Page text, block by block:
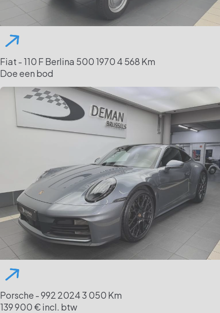
Fiat - 110 F Berlina 500 1970 4 568 Km
Doe een bod
Porsche - 992 20243 050 Km
139 900 € incl. btw